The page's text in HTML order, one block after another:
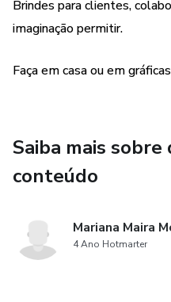
Brindes para clientes,
imaginação permitir.
Faça em casa ou em
Saiba mais sobre
conteúdo
Mariana Maira
4 Ano Hotmarter